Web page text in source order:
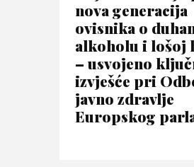
nova generacija
ovisnika o
alkoholu i lošoj
– usvojeno
izvješće pri
javno zdravlje
Europskog